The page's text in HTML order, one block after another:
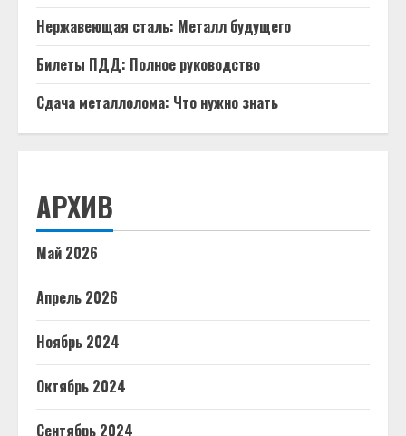
Нержавеющая сталь: Металл будущего
Билеты ПДД: Полное руководство
Сдача металлолома: Что нужно знать
АРХИВ
Май 2026
Апрель 2026
Ноябрь 2024
Октябрь 2024
Сентябрь 2024